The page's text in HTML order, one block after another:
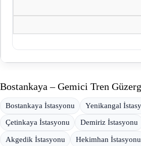
Bostankaya – Gemici Tren
Bostankaya İstasyonu Yenikangal
Çetinkaya İstasyonu Demiriz İstasyonu
Akgedik İstasyonu Hekimhan İstasyonu